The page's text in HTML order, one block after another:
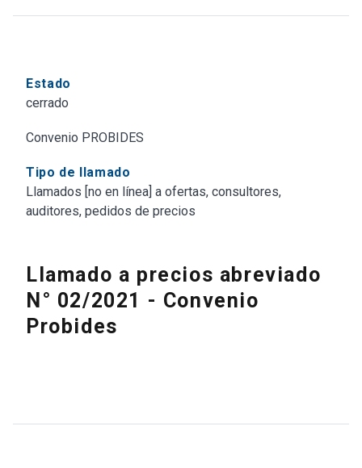
Estado
cerrado
Convenio PROBIDES
Tipo de llamado
Llamados [no en línea] a ofertas, consultores,
auditores, pedidos de precios
Llamado a precios abreviado
N° 02/2021 - Convenio
Probides